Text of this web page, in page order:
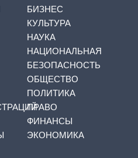
БИЗНЕС
КУЛЬТУРА
НАУКА
НАЦИОНАЛЬНАЯ
БЕЗОПАСНОСТЬ
ОБЩЕСТВО
ПОЛИТИКА
ПРАВО
ФИНАНСЫ
ЭКОНОМИКА